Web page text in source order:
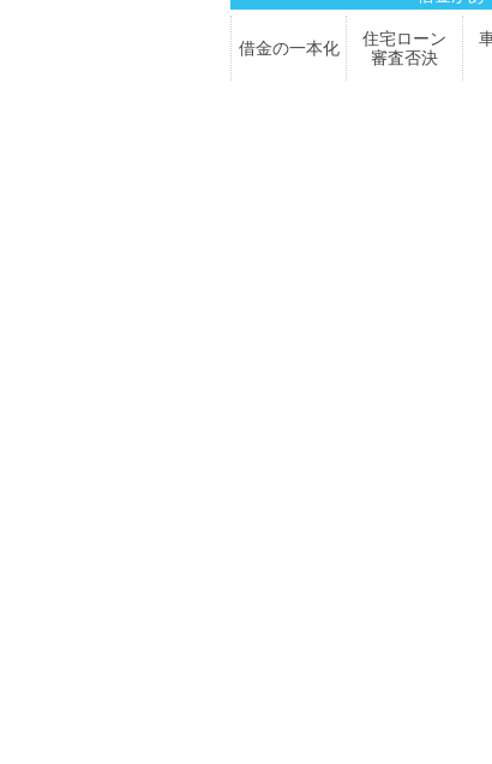
てもローン審査に通る方法
ローンに通る
借金あっても
方法
借金あっても住宅ロー
金あっても住宅ローン審査に通
借金の一本化
住宅ローン
審査否決